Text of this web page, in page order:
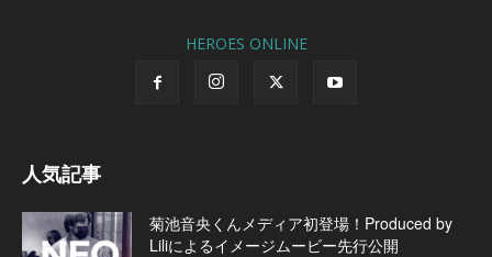
HEROES ONLINE
人気記事
菊池音央くんメディア初登場！Produced by
Liliによるイメージムービー先行公開